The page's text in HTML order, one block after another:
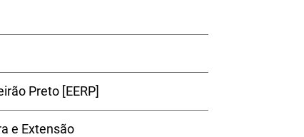
Preto [EERP]
e Extensão